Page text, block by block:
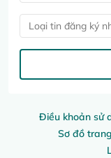
Điều khoản sử
Sơ đồ trang
Loại tin đăng ký